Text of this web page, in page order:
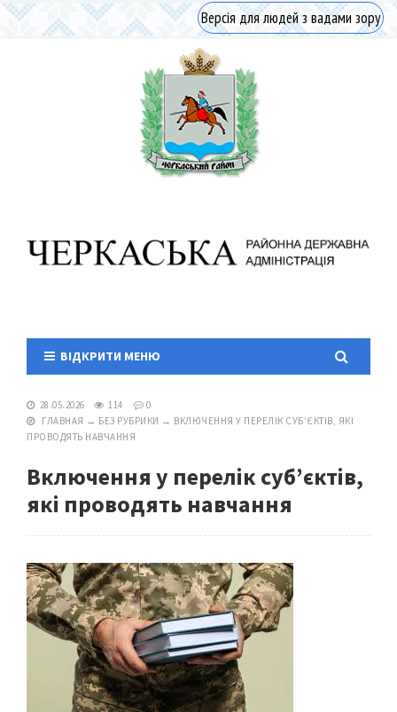
Версія для людей з вадами зору
ВІДКРИТИ МЕНЮ
28.05.2026 114
0
ГЛАВНАЯ → БЕЗ РУБРИКИ → ВКЛЮЧЕННЯ У ПЕРЕЛІК СУБ’ЄКТІВ, ЯКІ
ПРОВОДЯТЬ НАВЧАННЯ
Включення у перелік суб’єктів,
які проводять навчання